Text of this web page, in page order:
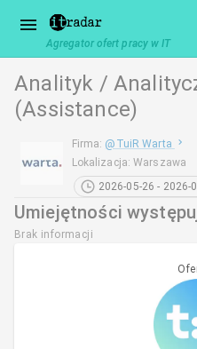
Agregator ofert pracy w IT
Analityk /
(Assistance)
Firma: @ TuiR Warta
Lokalizacja:Warszawa
2026-05-26 - 2026-
Umiejętności
Brak informacji